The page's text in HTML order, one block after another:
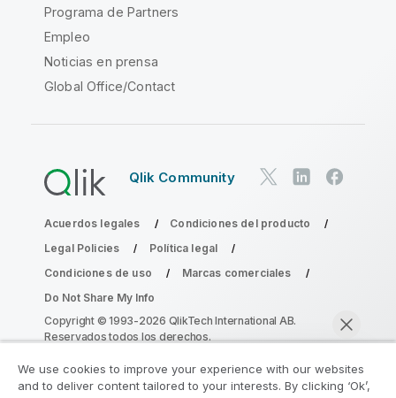
Programa de Partners
Empleo
Noticias en prensa
Global Office/Contact
Qlik Community
Acuerdos legales
Condiciones del producto
Legal Policies
Política legal
Condiciones de uso
Marcas comerciales
Do Not Share My Info
Copyright © 1993-2026 QlikTech International AB.
Reservados todos los derechos.
We use cookies to improve your experience with our websites
and to deliver content tailored to your interests. By clicking ‘Ok’,